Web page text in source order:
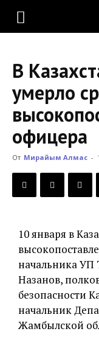
KLOOP.KG
Новости
Кыргызстана
В
умерло
офицера
От Мирайым Алмас -
10 января в
начальника УП
Назанов,
безопасности
начальник
Жамбылской